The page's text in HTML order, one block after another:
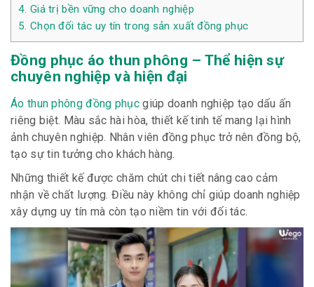
4. Giá trị bền vững cho doanh nghiệp
5. Chọn đối tác uy tín trong sản xuất đồng phục
Đồng phục áo thun phông – Thể hiện sự
chuyên nghiệp và hiện đại
Áo thun phông đồng phụcgiúp doanh nghiệp tạo dấu ấn
riêng biệt. Màu sắc hài hòa, thiết kế tinh tế mang lại hình
ảnh chuyên nghiệp. Nhân viên đồng phục trở nên đồng bộ,
tạo sự tin tưởng cho khách hàng.
Những thiết kế được chăm chút chi tiết nâng cao cảm
nhận về chất lượng. Điều này không chỉ giúp doanh nghiệp
xây dựng uy tín mà còn tạo niềm tin với đối tác.